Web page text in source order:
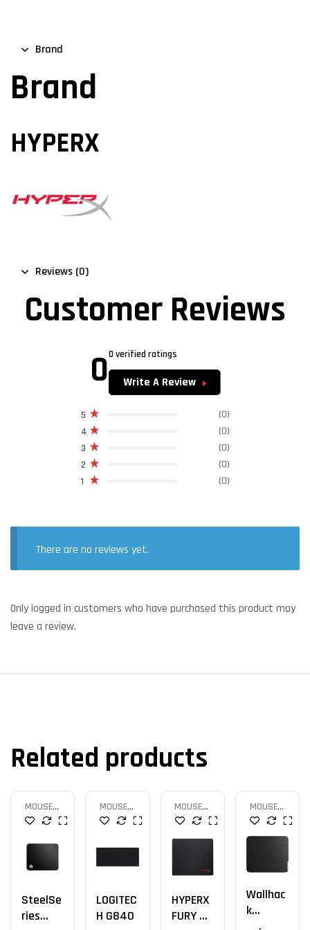
Brand
Brand
HYPERX
Reviews (0)
Customer Reviews
00 verified ratings
Write A Review
1 (0)
2 (0)
3 (0)
4 (0)
5 (0)
There are no reviews yet.
Only logged in customers who have purchased this product may
leave a review.
Related products
MOUSE
PAD
SteelSe
Ries
MOUSE
PAD
LOGITEC
H G840
MOUSE
PAD
HYPERX
FURY S
MOUSE
PAD
Wallhac
K
SkyPad